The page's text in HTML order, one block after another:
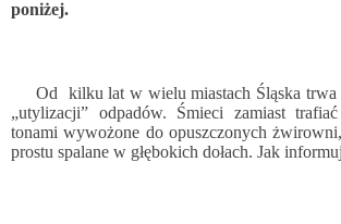
poniżej.
Od
kilku lat w wielu miastach Śląska trwa
„utylizacji” odpadów. Śmieci zamiast
tonami wywożone do opuszczonych
prostu spalane w głębokich dołach. Jak